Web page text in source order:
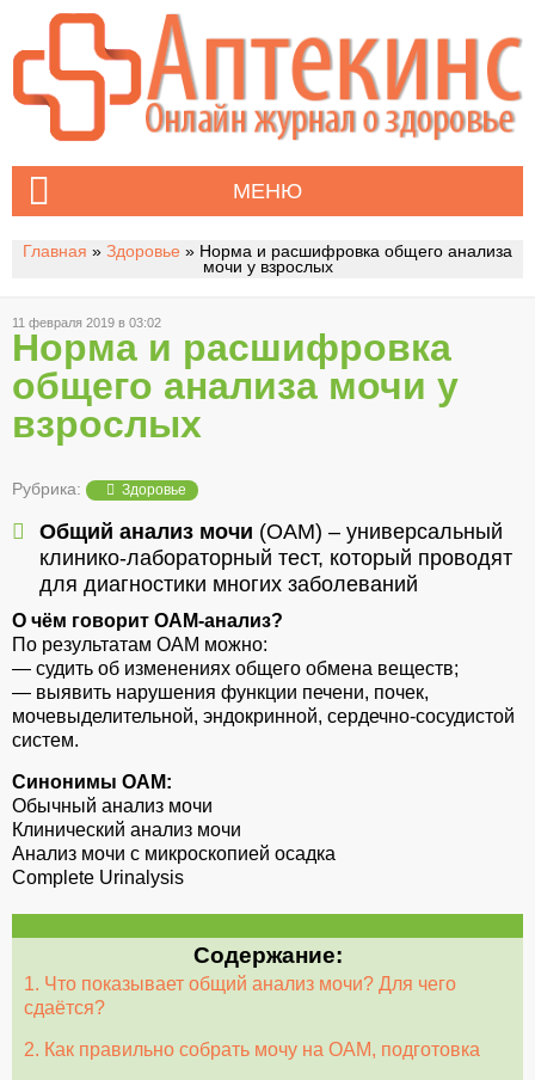
МЕНЮ
Главная » Здоровье » Норма и расшифровка общего анализа
мочи у взрослых
11 февраля 2019 в 03:02
Норма и расшифровка
общего анализа мочи у
взрослых
Рубрика: Здоровье
Общий анализ мочи (ОАМ) – универсальный
клинико-лабораторный тест, который проводят
для диагностики многих заболеваний
О чём говорит ОАМ-анализ?
По результатам ОАМ можно:
— судить об изменениях общего обмена веществ;
— выявить нарушения функции печени, почек,
мочевыделительной, эндокринной, сердечно-сосудистой
систем.
Синонимы ОАМ:
Обычный анализ мочи
Клинический анализ мочи
Анализ мочи с микроскопией осадка
Complete Urinalysis
Содержание:
1. Что показывает общий анализ мочи? Для чего
сдаётся?
2. Как правильно собрать мочу на ОАМ, подготовка